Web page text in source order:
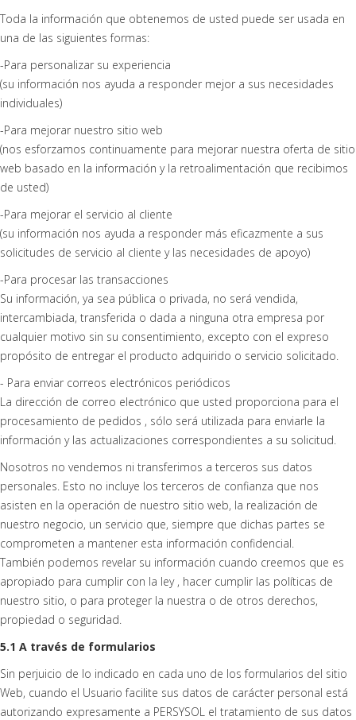
Toda la información que obtenemos de usted puede ser usada en
una de las siguientes formas:
-Para personalizar su experiencia
(su información nos ayuda a responder mejor a sus necesidades
individuales)
-Para mejorar nuestro sitio web
(nos esforzamos continuamente para mejorar nuestra oferta de sitio
web basado en la información y la retroalimentación que recibimos
de usted)
-Para mejorar el servicio al cliente
(su información nos ayuda a responder más eficazmente a sus
solicitudes de servicio al cliente y las necesidades de apoyo)
-Para procesar las transacciones
Su información, ya sea pública o privada, no será vendida,
intercambiada, transferida o dada a ninguna otra empresa por
cualquier motivo sin su consentimiento, excepto con el expreso
propósito de entregar el producto adquirido o servicio solicitado.
- Para enviar correos electrónicos periódicos
La dirección de correo electrónico que usted proporciona para el
procesamiento de pedidos , sólo será utilizada para enviarle la
información y las actualizaciones correspondientes a su solicitud.
Nosotros no vendemos ni transferimos a terceros sus datos
personales. Esto no incluye los terceros de confianza que nos
asisten en la operación de nuestro sitio web, la realización de
nuestro negocio, un servicio que, siempre que dichas partes se
comprometen a mantener esta información confidencial.
También podemos revelar su información cuando creemos que es
apropiado para cumplir con la ley , hacer cumplir las políticas de
nuestro sitio, o para proteger la nuestra o de otros derechos,
propiedad o seguridad.
5.1 A través de formularios
Sin perjuicio de lo indicado en cada uno de los formularios del sitio
Web, cuando el Usuario facilite sus datos de carácter personal está
autorizando expresamente a PERSYSOL el tratamiento de sus datos